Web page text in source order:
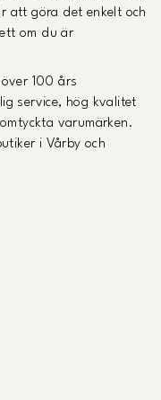
att göra det enkelt och
om du är
100 års
service, hög kvalitet
varumärken.
i Vårby och